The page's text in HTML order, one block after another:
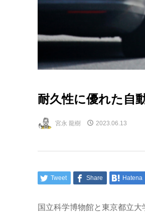
耐久性に優れた自
宮永 龍樹 2023.06.13
Tweet Share Hatena
国立科学博物館と東京都立